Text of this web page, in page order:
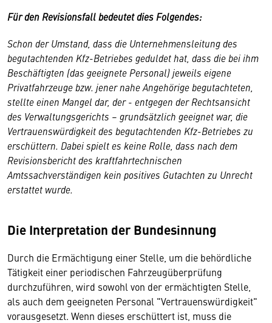
Für den Revisionsfall bedeutet dies Folgendes:
Schon der Umstand, dass die Unternehmensleitung des
begutachtenden Kfz-Betriebes geduldet hat, dass die bei ihm
Beschäftigten (das geeignete Personal) jeweils eigene
Privatfahrzeuge bzw. jener nahe Angehörige begutachteten,
stellte einen Mangel dar, der - entgegen der Rechtsansicht
des Verwaltungsgerichts – grundsätzlich geeignet war, die
Vertrauenswürdigkeit des begutachtenden Kfz-Betriebes zu
erschüttern. Dabei spielt es keine Rolle, dass nach dem
Revisionsbericht des kraftfahrtechnischen
Amtssachverständigen kein positives Gutachten zu Unrecht
erstattet wurde.
Die Interpretation der Bundesinnung
Durch die Ermächtigung einer Stelle, um die behördliche
Tätigkeit einer periodischen Fahrzeugüberprüfung
durchzuführen, wird sowohl von der ermächtigten Stelle,
als auch dem geeigneten Personal "Vertrauenswürdigkeit"
vorausgesetzt. Wenn dieses erschüttert ist, muss die